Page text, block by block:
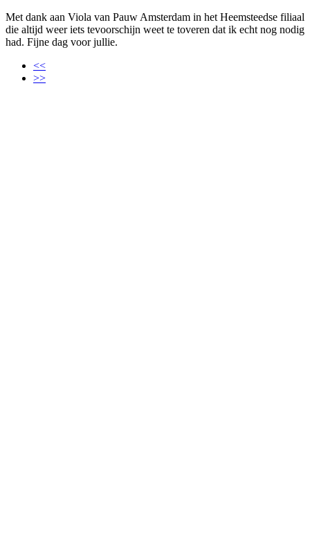
Met dank aan Viola van Pauw Amsterdam in het Heemsteedse filiaal
die altijd weer iets tevoorschijn weet te toveren dat ik echt nog nodig
had. Fijne dag voor jullie.
<<
>>